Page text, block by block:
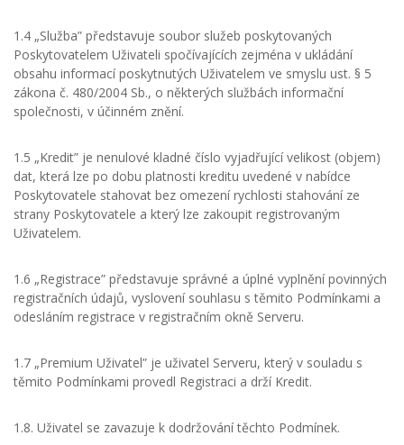
1.4 „Služba” představuje soubor služeb poskytovaných
Poskytovatelem Uživateli spočívajících zejména v ukládání
obsahu informací poskytnutých Uživatelem ve smyslu ust. § 5
zákona č. 480/2004 Sb., o některých službách informační
společnosti, v účinném znění.
1.5 „Kredit” je nenulové kladné číslo vyjadřující velikost (objem)
dat, která lze po dobu platnosti kreditu uvedené v nabídce
Poskytovatele stahovat bez omezení rychlosti stahování ze
strany Poskytovatele a který lze zakoupit registrovaným
Uživatelem.
1.6 „Registrace” představuje správné a úplné vyplnění povinných
registračních údajů, vyslovení souhlasu s těmito Podmínkami a
odesláním registrace v registračním okně Serveru.
1.7 „Premium Uživatel” je uživatel Serveru, který v souladu s
těmito Podmínkami provedl Registraci a drží Kredit.
1.8. Uživatel se zavazuje k dodržování těchto Podmínek.